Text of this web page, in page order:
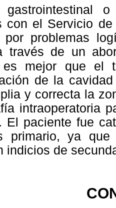
gastrointestinal o
con el Servicio
por problemas
través de un
es mejor que el
de la
y correcta la
intraoperatoria
El paciente fue
primario, ya que
indicios de